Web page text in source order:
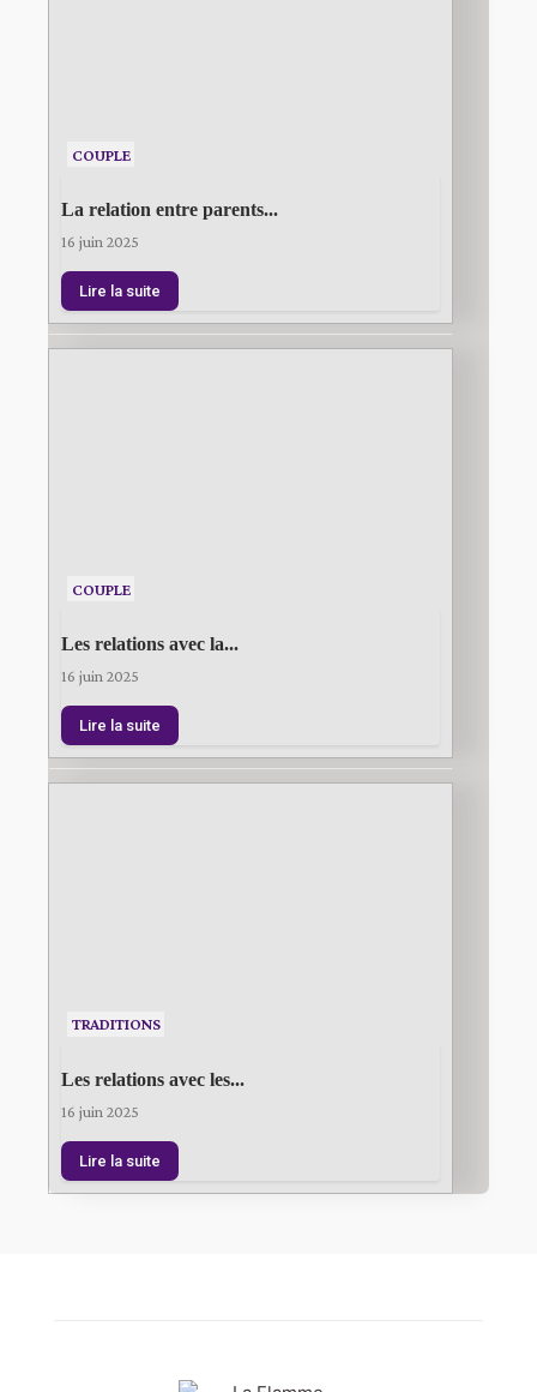
COUPLE
La relation entre parents...
16 juin 2025
Lire la suite
COUPLE
Les relations avec la...
16 juin 2025
Lire la suite
TRADITIONS
Les relations avec les...
16 juin 2025
Lire la suite